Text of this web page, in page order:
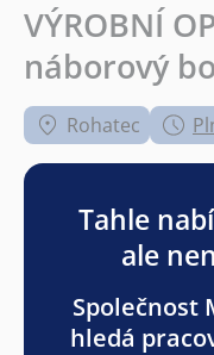
VÝROBNÍ
náborový
Rohatec
Tahle
ale
Společnost
hledá